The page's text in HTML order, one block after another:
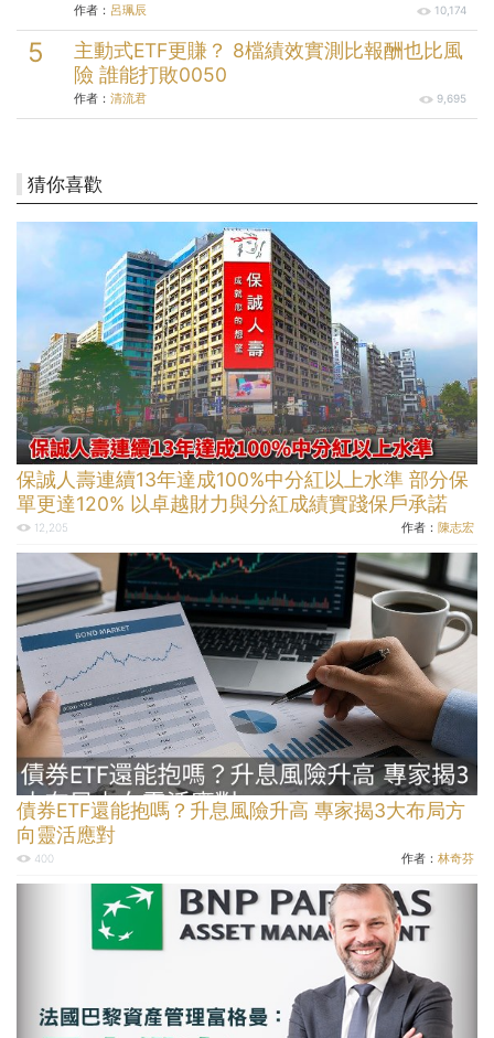
作者： 呂珮辰 10,174
主動式ETF更賺？ 8檔績效實測比報酬也比風
險 誰能打敗0050
作者： 清流君 9,695
猜你喜歡
保誠人壽連續13年達成100%中分紅以上水準 部分保
單更達120% 以卓越財力與分紅成績實踐保戶承諾
12,205 作者： 陳志宏
債券ETF還能抱嗎？升息風險升高 專家揭3大布局方
向靈活應對
400 作者： 林奇芬